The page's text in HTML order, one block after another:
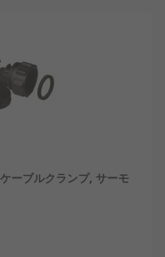
ーブルクランプ, サーモ